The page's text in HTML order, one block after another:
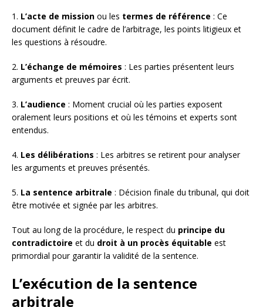
1. L’acte de mission ou les termes de référence : Ce
document définit le cadre de l’arbitrage, les points litigieux et
les questions à résoudre.
2. L’échange de mémoires : Les parties présentent leurs
arguments et preuves par écrit.
3. L’audience : Moment crucial où les parties exposent
oralement leurs positions et où les témoins et experts sont
entendus.
4. Les délibérations : Les arbitres se retirent pour analyser
les arguments et preuves présentés.
5. La sentence arbitrale : Décision finale du tribunal, qui doit
être motivée et signée par les arbitres.
Tout au long de la procédure, le respect du principe du
contradictoire et du droit à un procès équitable est
primordial pour garantir la validité de la sentence.
L’exécution de la sentence
arbitrale